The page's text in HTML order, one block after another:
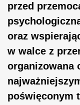
przed
oraz
w walce z
organizowana
poświęconym